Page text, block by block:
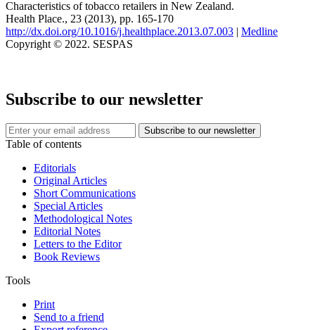
Characteristics of tobacco retailers in New Zealand.
Health Place., 23 (2013), pp. 165-170
http://dx.doi.org/10.1016/j.healthplace.2013.07.003 | Medline
Copyright © 2022. SESPAS
Subscribe to our newsletter
Table of contents
Editorials
Original Articles
Short Communications
Special Articles
Methodological Notes
Editorial Notes
Letters to the Editor
Book Reviews
Tools
Print
Send to a friend